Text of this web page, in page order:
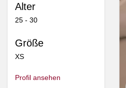
Alter
25 - 30
Größe
XS
Profil ansehen